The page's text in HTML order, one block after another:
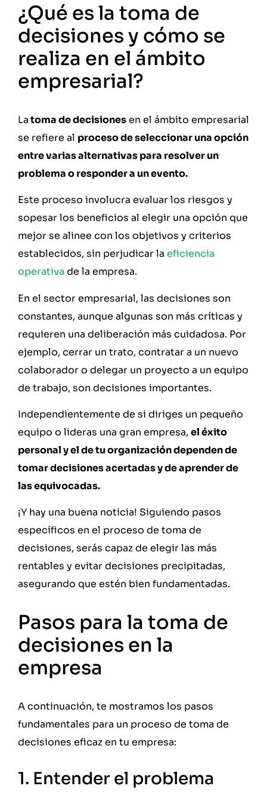
¿Qué es la toma de
decisiones y cómo se
realiza en el ámbito
empresarial?
Latoma de decisionesen el ámbito empresarial
se refiere al proceso de seleccionar una opción
entre varias alternativas para resolver un
problema o responder a un evento.
Este proceso involucra evaluar los riesgos y
sopesar los beneficios al elegir una opción que
mejor se alinee con los objetivos y criterios
establecidos, sin perjudicar la eficiencia
operativa de la empresa.
En el sector empresarial, las decisiones son
constantes, aunque algunas son más críticas y
requieren una deliberación más cuidadosa. Por
ejemplo, cerrar un trato, contratar a un nuevo
colaborador o delegar un proyecto a un equipo
de trabajo, son decisiones importantes.
Independientemente de si diriges un pequeño
equipo o lideras una gran empresa, el éxito
personal y el de tu organización dependen de
tomar decisiones acertadas y de aprender de
las equivocadas.
¡Y hay una buena noticia! Siguiendo pasos
específicos en el proceso de toma de
decisiones, serás capaz de elegir las más
rentables y evitar decisiones precipitadas,
asegurando que estén bien fundamentadas.
Pasos para la toma de
decisiones en la
empresa
A continuación, te mostramos los pasos
fundamentales para un proceso de toma de
decisiones eficaz en tu empresa:
1. Entender el problema